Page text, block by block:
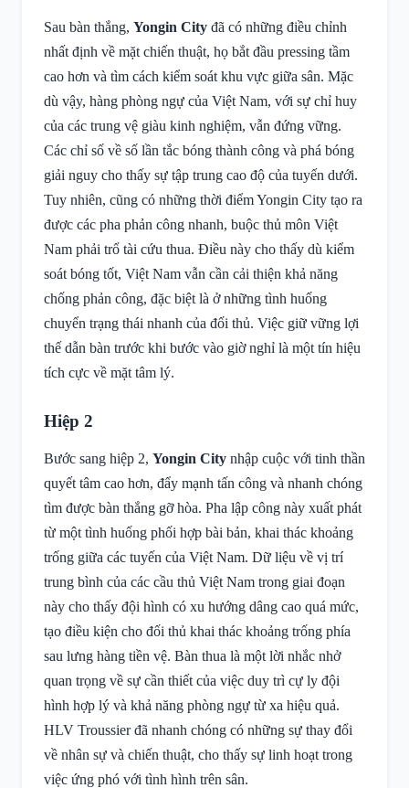
Sau bàn thắng, Yongin City đã có những điều chỉnh
nhất định về mặt chiến thuật, họ bắt đầu pressing tầm
cao hơn và tìm cách kiểm soát khu vực giữa sân. Mặc
dù vậy, hàng phòng ngự của Việt Nam, với sự chỉ huy
của các trung vệ giàu kinh nghiệm, vẫn đứng vững.
Các chỉ số về số lần tắc bóng thành công và phá bóng
giải nguy cho thấy sự tập trung cao độ của tuyến dưới.
Tuy nhiên, cũng có những thời điểm Yongin City tạo ra
được các pha phản công nhanh, buộc thủ môn Việt
Nam phải trổ tài cứu thua. Điều này cho thấy dù kiểm
soát bóng tốt, Việt Nam vẫn cần cải thiện khả năng
chống phản công, đặc biệt là ở những tình huống
chuyển trạng thái nhanh của đối thủ. Việc giữ vững lợi
thế dẫn bàn trước khi bước vào giờ nghỉ là một tín hiệu
tích cực về mặt tâm lý.
Hiệp 2
Bước sang hiệp 2, Yongin City nhập cuộc với tinh thần
quyết tâm cao hơn, đẩy mạnh tấn công và nhanh chóng
tìm được bàn thắng gỡ hòa. Pha lập công này xuất phát
từ một tình huống phối hợp bài bản, khai thác khoảng
trống giữa các tuyến của Việt Nam. Dữ liệu về vị trí
trung bình của các cầu thủ Việt Nam trong giai đoạn
này cho thấy đội hình có xu hướng dâng cao quá mức,
tạo điều kiện cho đối thủ khai thác khoảng trống phía
sau lưng hàng tiền vệ. Bàn thua là một lời nhắc nhở
quan trọng về sự cần thiết của việc duy trì cự ly đội
hình hợp lý và khả năng phòng ngự từ xa hiệu quả.
HLV Troussier đã nhanh chóng có những sự thay đổi
về nhân sự và chiến thuật, cho thấy sự linh hoạt trong
việc ứng phó với tình hình trên sân.